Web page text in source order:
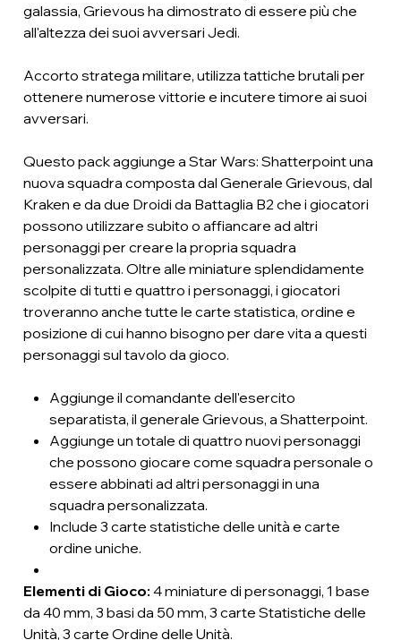
galassia, Grievous ha dimostrato di essere più che
all'altezza dei suoi avversari Jedi.
Accorto stratega militare, utilizza tattiche brutali per
ottenere numerose vittorie e incutere timore ai suoi
avversari.
Questo pack aggiunge a Star Wars: Shatterpoint una
nuova squadra composta dal Generale Grievous, dal
Kraken e da due Droidi da Battaglia B2 che i giocatori
possono utilizzare subito o affiancare ad altri
personaggi per creare la propria squadra
personalizzata. Oltre alle miniature splendidamente
scolpite di tutti e quattro i personaggi, i giocatori
troveranno anche tutte le carte statistica, ordine e
posizione di cui hanno bisogno per dare vita a questi
personaggi sul tavolo da gioco.
Aggiunge il comandante dell'esercito
separatista, il generale Grievous, a Shatterpoint.
Aggiunge un totale di quattro nuovi personaggi
che possono giocare come squadra personale o
essere abbinati ad altri personaggi in una
squadra personalizzata.
Include 3 carte statistiche delle unità e carte
ordine uniche.
Elementi di Gioco: 4 miniature di personaggi, 1 base
da 40 mm, 3 basi da 50 mm, 3 carte Statistiche delle
Unità, 3 carte Ordine delle Unità.